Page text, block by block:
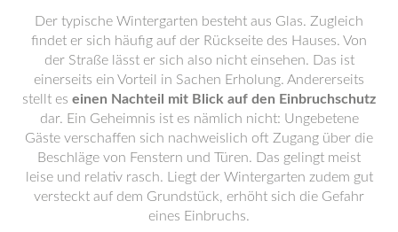
Der typische Wintergarten besteht aus Glas. Zugleich
findet er sich häufig auf der Rückseite des Hauses. Von
der Straße lässt er sich also nicht einsehen. Das ist
einerseits ein Vorteil in Sachen Erholung. Andererseits
stellt es einen Nachteil mit Blick auf den Einbruchschutz
dar. Ein Geheimnis ist es nämlich nicht: Ungebetene
Gäste verschaffen sich nachweislich oft Zugang über die
Beschläge von Fenstern und Türen. Das gelingt meist
leise und relativ rasch. Liegt der Wintergarten zudem gut
versteckt auf dem Grundstück, erhöht sich die Gefahr
eines Einbruchs.